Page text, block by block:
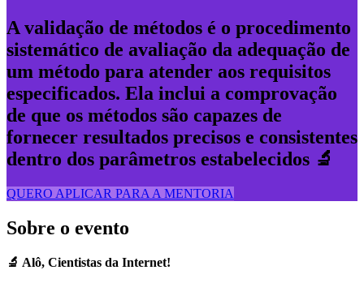
A validação de métodos é o procedimento
sistemático de avaliação da adequação de
um método para atender aos requisitos
especificados. Ela inclui a comprovação
de que os métodos são capazes de
fornecer resultados precisos e consistentes
dentro dos parâmetros estabelecidos 🔬
QUERO APLICAR PARA A MENTORIA
Sobre o evento
🔬 Alô, Cientistas da Internet!